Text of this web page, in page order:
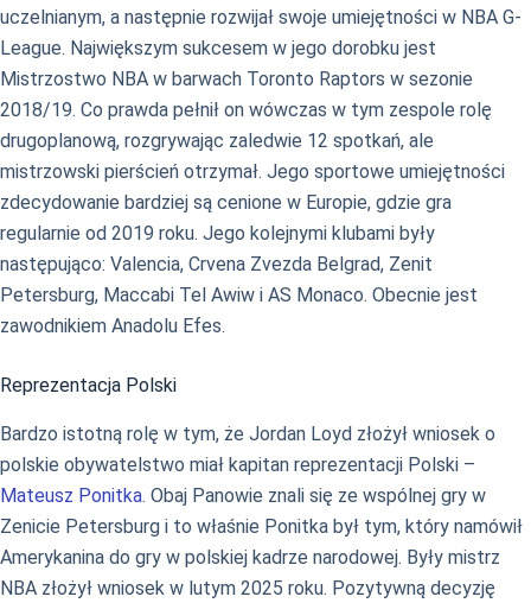
uczelnianym, a następnie rozwijał swoje umiejętności w NBA G-
League. Największym sukcesem w jego dorobku jest
Mistrzostwo NBA w barwach Toronto Raptors w sezonie
2018/19. Co prawda pełnił on wówczas w tym zespole rolę
drugoplanową, rozgrywając zaledwie 12 spotkań, ale
mistrzowski pierścień otrzymał. Jego sportowe umiejętności
zdecydowanie bardziej są cenione w Europie, gdzie gra
regularnie od 2019 roku. Jego kolejnymi klubami były
następująco: Valencia, Crvena Zvezda Belgrad, Zenit
Petersburg, Maccabi Tel Awiw i AS Monaco. Obecnie jest
zawodnikiem Anadolu Efes.
Reprezentacja Polski
Bardzo istotną rolę w tym, że Jordan Loyd złożył wniosek o
polskie obywatelstwo miał kapitan reprezentacji Polski –
Mateusz Ponitka. Obaj Panowie znali się ze wspólnej gry w
Zenicie Petersburg i to właśnie Ponitka był tym, który namówił
Amerykanina do gry w polskiej kadrze narodowej. Były mistrz
NBA złożył wniosek w lutym 2025 roku. Pozytywną decyzję